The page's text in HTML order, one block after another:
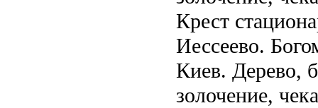
Крест
Иессеево.
Киев. Дерево,
золочение,